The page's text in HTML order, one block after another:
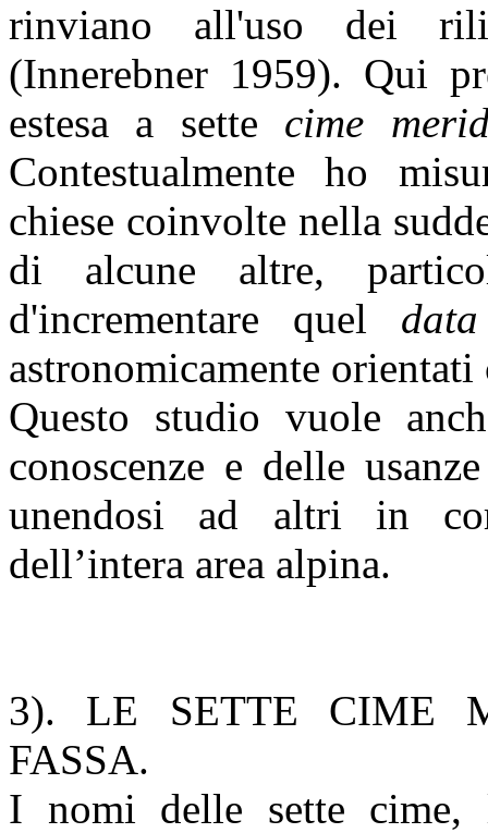
rinviano all'uso dei
(Innerebner 1959). Qui
estesa a sette cime
Contestualmente ho
chiese coinvolte nella
di alcune altre,
d'incrementare quel
astronomicamente orientati
Questo studio vuole
conoscenze e delle
unendosi ad altri in
dell’intera area alpina.
3). LE SETTE CIME
FASSA.
I nomi delle sette cime,